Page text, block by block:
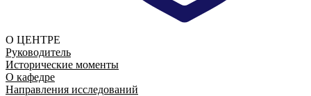
О ЦЕНТРЕ
Руководитель
Исторические моменты
О кафедре
Направления исследований